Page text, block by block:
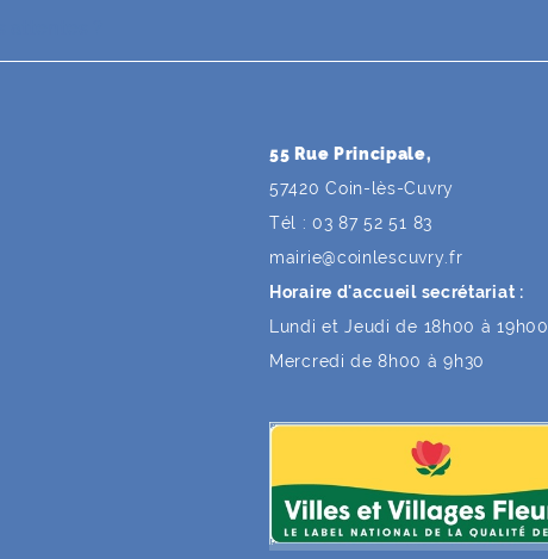
55 Rue Principale,
57420 Coin-lès-Cuvry
Tél : 03 87 52 51 83
mairie@coinlescuvry .fr
Horaire d'accueil secrétariat :
Lundi et Jeudi de 18h00 à 19h00
Mercredi de 8h00 à 9h30